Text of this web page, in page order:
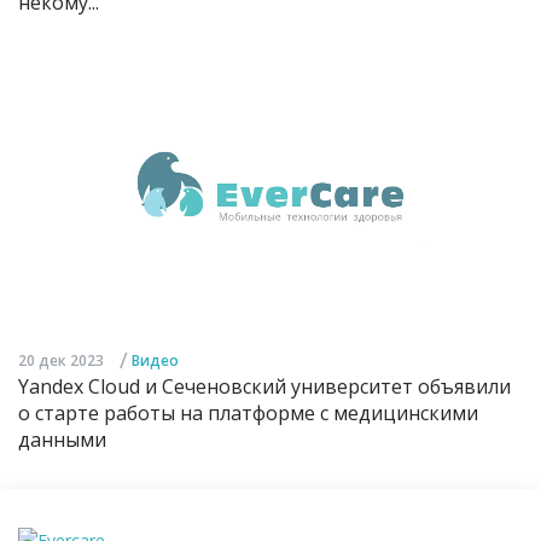
20 дек 2023 / Видео
Yandex Cloud и Сеченовский университет объявили
о старте работы на платформе с медицинскими
данными